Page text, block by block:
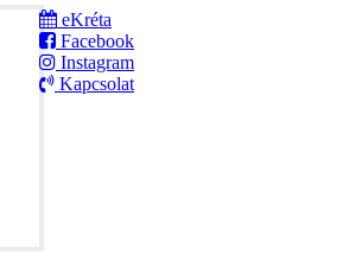
eKréta
Facebook
Instagram
Kapcsolat